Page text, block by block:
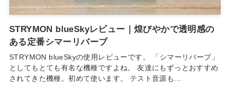
STRYMON blueSkyレビュー｜煌びやかで透明感の
ある定番シマーリバーブ
STRYMON blueSkyの使用レビューです。 「シマーリバーブ」
としてもとても有名な機種ですよね。 友達にもずっとおすすめ
されてきた機種。初めて使います。 テスト音源も...